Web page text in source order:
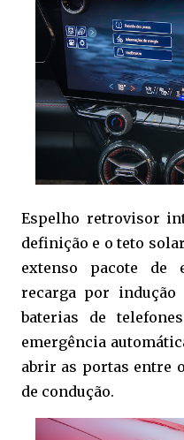
Espelho retrovisor
definição e o teto
extenso pacote de
recarga por indução
baterias de
emergência
abrir as portas entre
de condução.